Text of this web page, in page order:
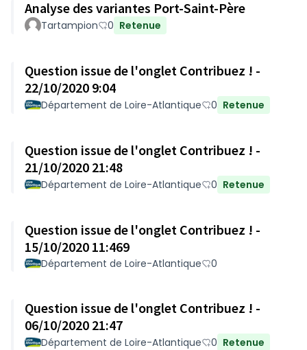
Analyse des variantes Port-Saint-Père
Tartampion 0 Retenue
Question issue de l'onglet Contribuez ! -
22/10/2020 9:04
Département de Loire-Atlantique 0 Retenue
Question issue de l'onglet Contribuez ! -
21/10/2020 21:48
Département de Loire-Atlantique 0 Retenue
Question issue de l'onglet Contribuez ! -
15/10/2020 11:469
Département de Loire-Atlantique 0
Question issue de l'onglet Contribuez ! -
06/10/2020 21:47
Département de Loire-Atlantique 0 Retenue